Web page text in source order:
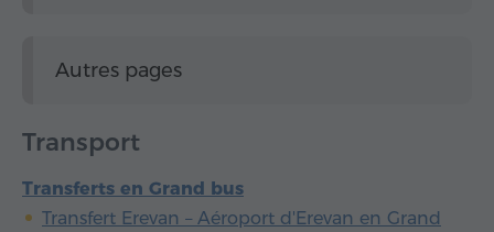
Autres pages
Transport
Transferts en Grand bus
Transfert Erevan – Aéroport d'Erevan en Grand